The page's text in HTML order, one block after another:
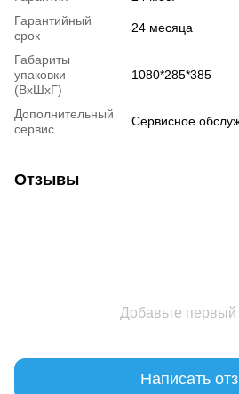
Гарантийный
срок
24 месяца
Габариты
упаковки
(ВхШхГ)
1080*285*385
Дополнительный
сервис
Сервисное
Отзывы
Добавьте первый
Написать